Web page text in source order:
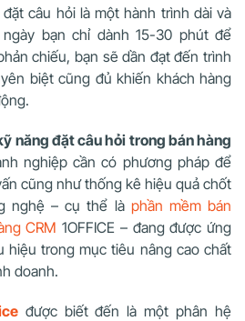
câu hỏi là một hành trình dài và
bạn chỉ dành 15-30 phút để
chiếu, bạn sẽ dần đạt đến trình
biệt cũng đủ khiến khách hàng
năng đặt câu hỏi trong bán hàng
nghiệp cần có phương pháp để
cũng như thống kê hiệu quả chốt
nghệ – cụ thể là phần mềm bán
CRM 1OFFICE – đang được ứng
hiệu trong mục tiêu nâng cao chất
doanh.
được biết đến là một phân hệ